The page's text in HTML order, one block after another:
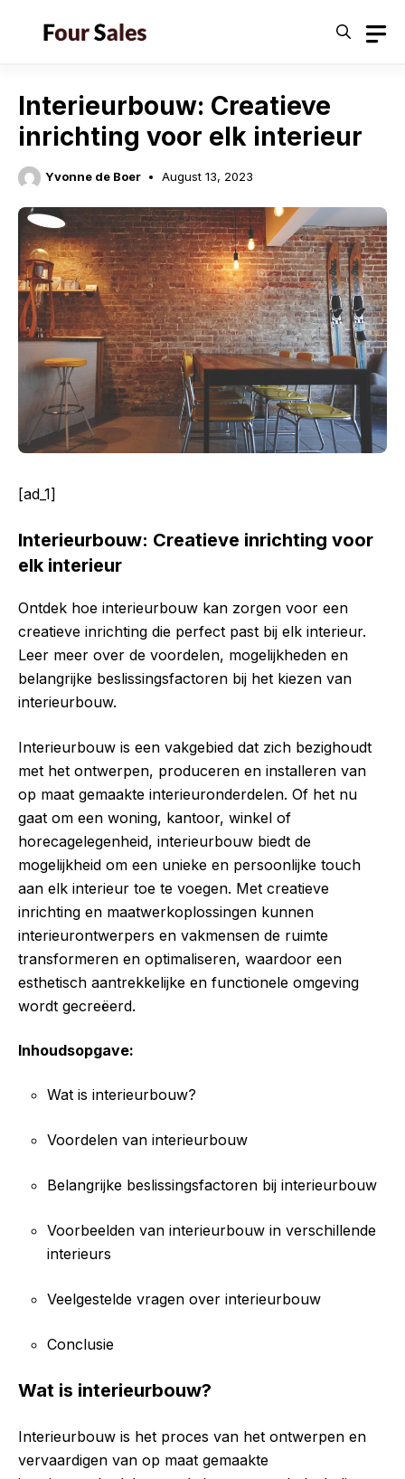
Interieurbouw: Creatieve
inrichting voor elk interieur
Yvonne de Boer August 13, 2023
[ad_1]
Interieurbouw: Creatieve inrichting voor
elk interieur
Ontdek hoe interieurbouw kan zorgen voor een
creatieve inrichting die perfect past bij elk interieur.
Leer meer over de voordelen, mogelijkheden en
belangrijke beslissingsfactoren bij het kiezen van
interieurbouw.
Interieurbouw is een vakgebied dat zich bezighoudt
met het ontwerpen, produceren en installeren van
op maat gemaakte interieuronderdelen. Of het nu
gaat om een woning, kantoor, winkel of
horecagelegenheid, interieurbouw biedt de
mogelijkheid om een unieke en persoonlijke touch
aan elk interieur toe te voegen. Met creatieve
inrichting en maatwerkoplossingen kunnen
interieurontwerpers en vakmensen de ruimte
transformeren en optimaliseren, waardoor een
esthetisch aantrekkelijke en functionele omgeving
wordt gecreëerd.
Inhoudsopgave:
Wat is interieurbouw?
Voordelen van interieurbouw
Belangrijke beslissingsfactoren bij interieurbouw
Voorbeelden van interieurbouw in verschillende
interieurs
Veelgestelde vragen over interieurbouw
Conclusie
Wat is interieurbouw?
Interieurbouw is het proces van het ontwerpen en
vervaardigen van op maat gemaakte